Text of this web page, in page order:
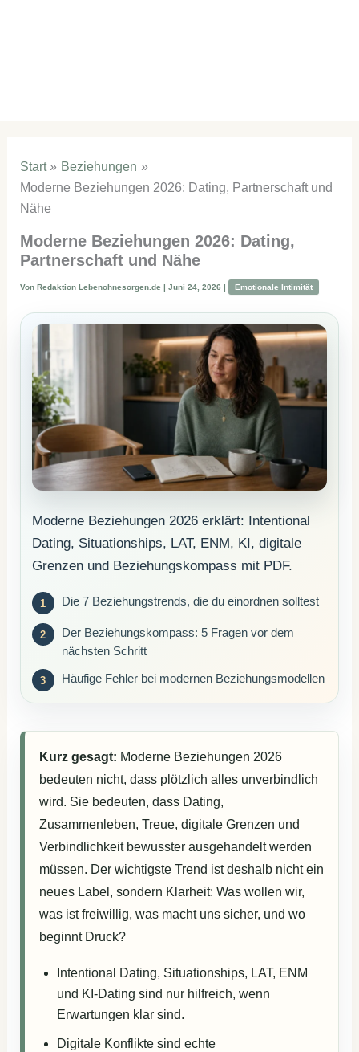
Start
Beziehungen
Moderne Beziehungen 2026: Dating, Partnerschaft und
Nähe
Moderne Beziehungen 2026: Dating,
Partnerschaft und Nähe
Von Redaktion Lebenohnesorgen.de | Juni 24, 2026 | Emotionale Intimität
Moderne Beziehungen 2026 erklärt: Intentional
Dating, Situationships, LAT, ENM, KI, digitale
Grenzen und Beziehungskompass mit PDF.
Die 7 Beziehungstrends, die du einordnen solltest
Der Beziehungskompass: 5 Fragen vor dem
nächsten Schritt
Häufige Fehler bei modernen Beziehungsmodellen
Kurz gesagt: Moderne Beziehungen 2026
bedeuten nicht, dass plötzlich alles unverbindlich
wird. Sie bedeuten, dass Dating,
Zusammenleben, Treue, digitale Grenzen und
Verbindlichkeit bewusster ausgehandelt werden
müssen. Der wichtigste Trend ist deshalb nicht ein
neues Label, sondern Klarheit: Was wollen wir,
was ist freiwillig, was macht uns sicher, und wo
beginnt Druck?
Intentional Dating, Situationships, LAT, ENM
und KI-Dating sind nur hilfreich, wenn
Erwartungen klar sind.
Digitale Konflikte sind echte